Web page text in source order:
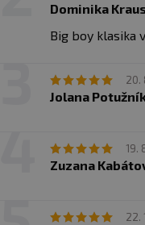
Dominika
Big boy klasika
20.
Jolana
19.
Zuzana
22.